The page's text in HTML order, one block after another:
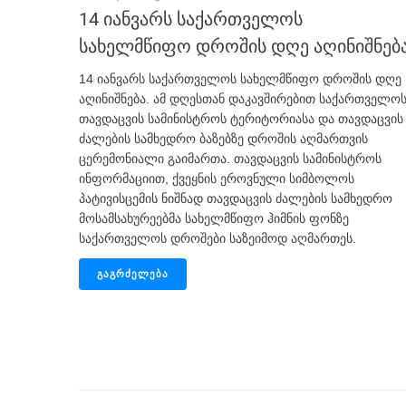
14 იანვარს საქართველოს
სახელმწიფო დროშის დღე
14 იანვარს საქართველოს სახელმწიფო დროშის დღე
აღინიშნება. ამ დღესთან დაკავშირებით საქართველოს
თავდაცვის სამინისტროს ტერიტორიასა და თავდაცვის
ძალების სამხედრო ბაზებზე დროშის აღმართვის
ცერემონიალი გაიმართა. თავდაცვის სამინისტროს
ინფორმაციით, ქვეყნის ეროვნული სიმბოლოს
პატივისცემის ნიშნად თავდაცვის ძალების სამხედრო
მოსამსახურეებმა სახელმწიფო ჰიმნის ფონზე
საქართველოს დროშები საზეიმოდ აღმართეს.
ᲒᲐᲒᲠᲫᲔᲚᲔᲑᲐ